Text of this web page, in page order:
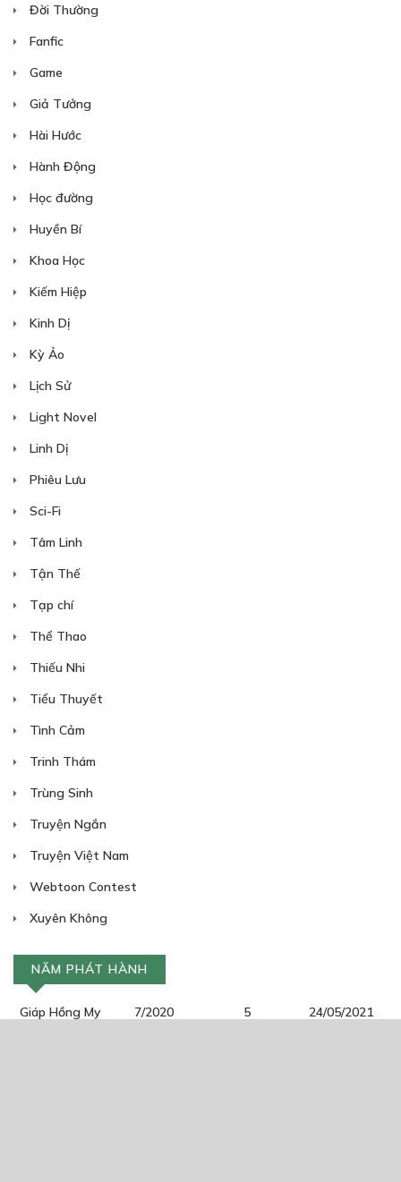
Đời Thường
Fanfic
Game
Giả Tưởng
Hài Hước
Hành Động
Học đường
Huyền Bí
Khoa Học
Kiếm Hiệp
Kinh Dị
Kỳ Ảo
Lịch Sử
Light Novel
Linh Dị
Phiêu Lưu
Sci-Fi
Tâm Linh
Tận Thế
Tạp chí
Thể Thao
Thiếu Nhi
Tiểu Thuyết
Tình Cảm
Trinh Thám
Trùng Sinh
Truyện Ngắn
Truyện Việt Nam
Webtoon Contest
Xuyên Không
NĂM PHÁT HÀNH
Giáp Hồng My 7/2020 5
24/05/2021